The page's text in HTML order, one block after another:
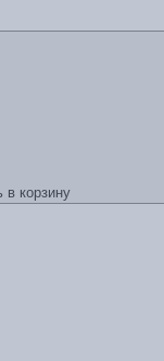
в корзину